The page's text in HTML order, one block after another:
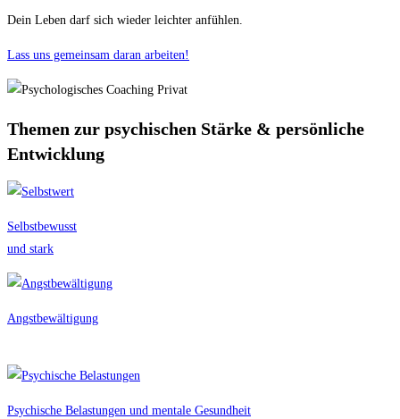
Dein Leben darf sich wieder leichter anfühlen.
Lass uns gemeinsam daran arbeiten!
Themen zur psychischen Stärke & persönliche
Entwicklung
Selbstbewusst
und stark
Angstbewältigung
Psychische Belastungen und mentale Gesundheit